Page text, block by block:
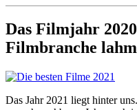
Das Filmjahr
Filmbranche lahm
Das Jahr 2021 liegt hinter